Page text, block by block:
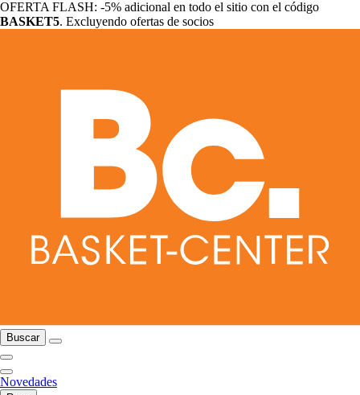
OFERTA FLASH: -5% adicional en todo el sitio con el código
BASKET5. Excluyendo ofertas de socios
Buscar
Novedades